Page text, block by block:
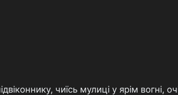
чиїсь мулиці у ярім вогні,